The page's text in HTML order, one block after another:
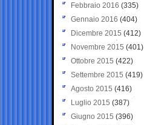
Febbraio 2016 (335)
Gennaio 2016 (404)
Dicembre 2015 (412)
Novembre 2015 (401)
Ottobre 2015 (422)
Settembre 2015 (419)
Agosto 2015 (416)
Luglio 2015 (387)
Giugno 2015 (396)